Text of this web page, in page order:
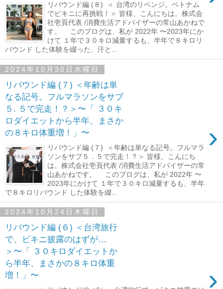
リバウンド編 (８) ＜ 台湾のリベンジ。ベトナム
でビキニに再挑戦！＞ 皆様、こんにちは。株式会
社壱頁代表 /消費生活アドバイザーの常山あかねで
す。 このブログは、私が 2022年 〜2023年にか
けて １年で３０キロ減量するも、半年で８キロリ
バウンド した体験を綴った、汗と...
2024年10月30日水曜日
リバウンド編 (７) ＜年齢は単
なる記号。フルマラソンをサブ
５. ５で完走！？＞〜「 ３０キ
ロダイエットから半年、まさか
の８キロ体重増！」〜
›
リバウンド編 (７) ＜年齢は単なる記号。フルマラ
ソンをサブ５．５で完走！？＞ 皆様、こんにち
は。株式会社壱頁代表 /消費生活アドバイザーの常
山あかねです。 このブログは、私が 2022年 〜
2023年にかけて １年で３０キロ減量するも、半年
で８キロリバウンド した体験を綴...
2024年10月24日木曜日
リバウンド編 (６) ＜台湾旅行
で、ビキニ披露のはずが…
＞〜「 ３０キロダイエットか
ら半年、まさかの８キロ体重
増！」〜
›